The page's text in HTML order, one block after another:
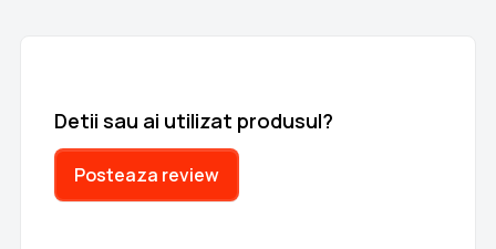
Detii sau ai utilizat produsul?
Posteaza review